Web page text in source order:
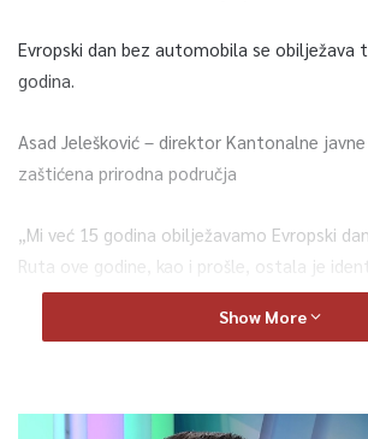
Evropski dan bez automobila se obilježava
godina.
Asad Jelešković – direktor Kantonalne
zaštićena prirodna područja
„Mi već 15 godina obilježavamo Evropski
Ruta ove godine, kao i prošle, ostala je
parkinga kod fijakerskog stajališta na Vrelu
nastavljamo Velikom alejom, zatim
želimo da na ovaj način skrenemo pažnju
Show More